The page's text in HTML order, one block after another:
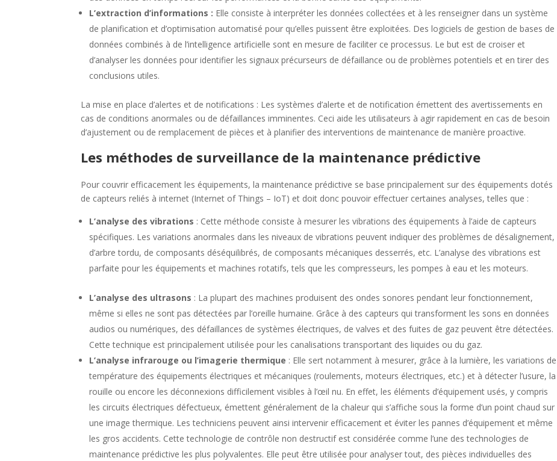
L’extraction d’informations : Elle consiste à interpréter les données collectées et à les renseigner dans un système
de planification et d’optimisation automatisé pour qu’elles puissent être exploitées. Des logiciels de gestion de bases de
données combinés à de l’intelligence artificielle sont en mesure de faciliter ce processus. Le but est de croiser et
d’analyser les données pour identifier les signaux précurseurs de défaillance ou de problèmes potentiels et en tirer des
conclusions utiles.
La mise en place d’alertes et de notifications : Les systèmes d’alerte et de notification émettent des avertissements en
cas de conditions anormales ou de défaillances imminentes. Ceci aide les utilisateurs à agir rapidement en cas de besoin
d’ajustement ou de remplacement de pièces et à planifier des interventions de maintenance de manière proactive.
Les méthodes de surveillance de la maintenance prédictive
Pour couvrir efficacement les équipements, la maintenance prédictive se base principalement sur des équipements dotés
de capteurs reliés à internet (Internet of Things – IoT) et doit donc pouvoir effectuer certaines analyses, telles que :
L’analyse des vibrations : Cette méthode consiste à mesurer les vibrations des équipements à l’aide de capteurs
spécifiques. Les variations anormales dans les niveaux de vibrations peuvent indiquer des problèmes de désalignement,
d’arbre tordu, de composants déséquilibrés, de composants mécaniques desserrés, etc. L’analyse des vibrations est
parfaite pour les équipements et machines rotatifs, tels que les compresseurs, les pompes à eau et les moteurs.
L’analyse des ultrasons : La plupart des machines produisent des ondes sonores pendant leur fonctionnement,
même si elles ne sont pas détectées par l’oreille humaine. Grâce à des capteurs qui transforment les sons en données
audios ou numériques, des défaillances de systèmes électriques, de valves et des fuites de gaz peuvent être détectées.
Cette technique est principalement utilisée pour les canalisations transportant des liquides ou du gaz.
L’analyse infrarouge ou l’imagerie thermique : Elle sert notamment à mesurer, grâce à la lumière, les variations de
température des équipements électriques et mécaniques (roulements, moteurs électriques, etc.) et à détecter l’usure, la
rouille ou encore les déconnexions difficilement visibles à l’œil nu. En effet,les éléments d’équipement usés, y compris
les circuits électriques défectueux, émettent généralement de la chaleur qui s’affiche sous la forme d’un point chaud sur
une image thermique. Les techniciens peuvent ainsi intervenir efficacement et éviter les pannes d’équipement et même
les gros accidents. Cette technologie de contrôle non destructif est considérée comme l’une des technologies de
maintenance prédictive les plus polyvalentes. Elle peut être utilisée pour analyser tout, des pièces individuelles des